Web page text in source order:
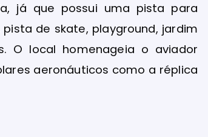
já que possui uma pista para
de skate, playground, jardim
O local homenageia o aviador
aeronáuticos como a réplica